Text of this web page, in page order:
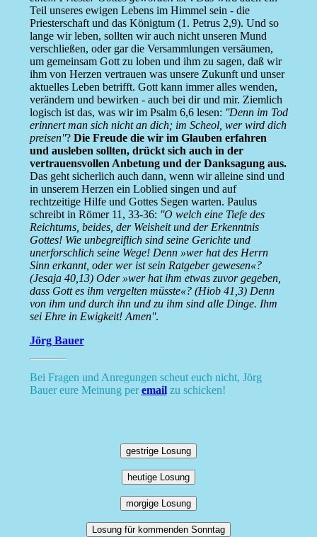
Teil unseres ewigen Lebens im Himmel sein - die
Priesterschaft und das Königtum (1. Petrus 2,9). Und so
lange wir leben, sollten wir auch nicht unseren Mund
verschließen, oder gar die Versammlungen versäumen,
um gemeinsam Gott zu loben und ihm zu sagen, daß wir
ihm von Herzen vertrauen was unsere Zukunft und unser
aktuelles Leben betrifft. Gott kann immer alles wenden,
verändern und bewirken - auch bei dir und mir. Ziemlich
logisch ist das, was wir im Psalm 6,6 lesen: ''Denn im Tod
erinnert man sich nicht an dich; im Scheol, wer wird dich
preisen''? Die Freude die wir im Glauben erfahren
und ausleben sollten, drückt sich auch in der
vertrauensvollen Anbetung und der Danksagung aus.
Das geht sicherlich auch dann, wenn wir alleine sind und
in unserem Herzen ein Loblied singen und auf
rechtzeitige Hilfe und Gottes Segen warten. Paulus
schreibt in Römer 11, 33-36: ''O welch eine Tiefe des
Reichtums, beides, der Weisheit und der Erkenntnis
Gottes! Wie unbegreiflich sind seine Gerichte und
unerforschlich seine Wege! Denn »wer hat des Herrn
Sinn erkannt, oder wer ist sein Ratgeber gewesen«?
(Jesaja 40,13) Oder »wer hat ihm etwas zuvor gegeben,
dass Gott es ihm vergelten müsste«? (Hiob 41,3) Denn
von ihm und durch ihn und zu ihm sind alle Dinge. Ihm
sei Ehre in Ewigkeit! Amen''.
Jörg Bauer
Bei Fragen und Anregungen scheut euch nicht, Jörg
Bauer eure Meinung peremailzu schicken!
gestrige Losung
heutige Losung
morgige Losung
Losung für kommenden Sonntag